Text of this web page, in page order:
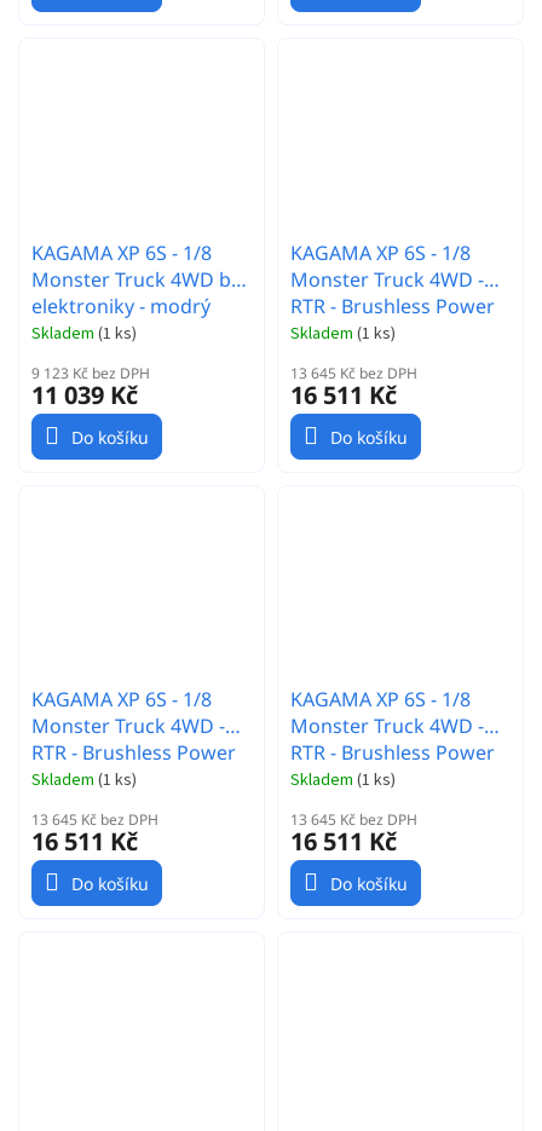
KAGAMA XP 6S - 1/8
Monster Truck 4WD bez
elektroniky - modrý
Skladem (1 ks)
9 123 Kč bez DPH
11 039 Kč
Do košíku
KAGAMA XP 6S - 1/8
Monster Truck 4WD -
RTR - Brushless Power
6S - červený
Skladem (1 ks)
13 645 Kč bez DPH
16 511 Kč
Do košíku
KAGAMA XP 6S - 1/8
Monster Truck 4WD -
RTR - Brushless Power
6S - zelený
Skladem (1 ks)
13 645 Kč bez DPH
16 511 Kč
Do košíku
KAGAMA XP 6S - 1/8
Monster Truck 4WD -
RTR - Brushless Power
6S - modrý
Skladem (1 ks)
13 645 Kč bez DPH
16 511 Kč
Do košíku